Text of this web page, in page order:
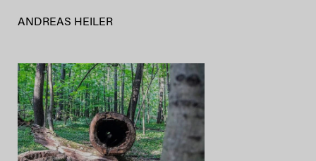
ANDREAS HEILER